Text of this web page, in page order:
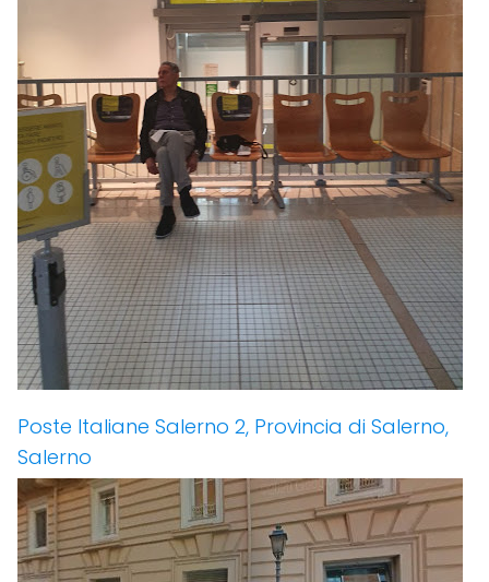
Poste Italiane Salerno 2, Provincia di Salerno,
Salerno